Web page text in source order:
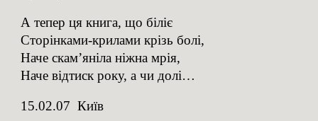
А тепер ця книга, що біліє
Сторінками-крилами крізь болі,
Наче скам’яніла ніжна мрія,
Наче відтиск року, а чи долі…
15.02.07 Київ